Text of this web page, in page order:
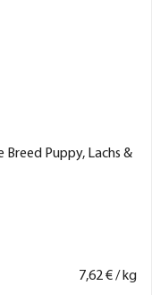
Puppy, Lachs &
7,62€ / kg